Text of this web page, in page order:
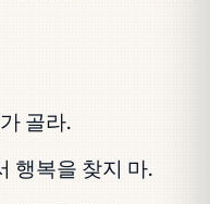
골라.
행복을 찾지 마.